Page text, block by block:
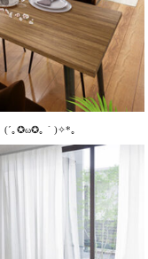
(´｡✪ω✪｡｀ )✧*。